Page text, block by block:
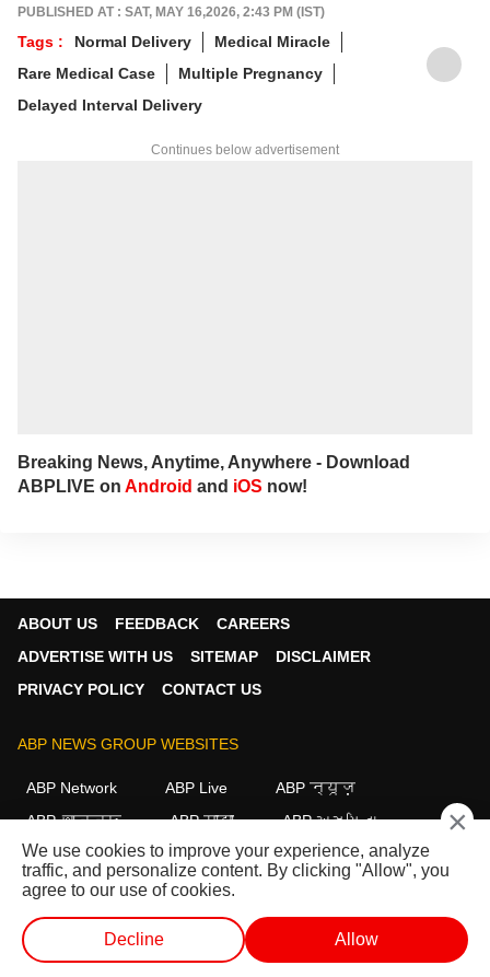
PUBLISHED AT : SAT, MAY 16,2026, 2:43 PM (IST)
Tags : Normal Delivery
Medical Miracle
Rare Medical Case
Multiple Pregnancy
Delayed Interval Delivery
Continues below advertisement
Breaking News, Anytime, Anywhere - Download
ABPLIVE on Android and iOS now!
ABOUT US FEEDBACK
CAREERS
ADVERTISE WITH US
SITEMAP
DISCLAIMER
PRIVACY POLICY
CONTACT US
ABP NEWS GROUP WEBSITES
ABP Network ABP Live
ABP न्यूज़
ABP আনন্দ
ABP माझा
ABP અસ્મિતા
ABP Ganga
ABP ਸਾਂਝਾ ABP நாடு ABP దేశం
FOLLOW US
×
We use cookies to improve your experience, analyze
traffic, and personalize content. By clicking "Allow", you
agree to our use of cookies.
Decline Allow